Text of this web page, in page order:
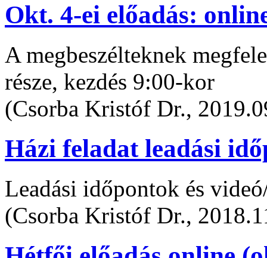
Okt. 4-ei előadás:
A megbeszélteknek
része, kezdés 9:00-kor
(Csorba Kristóf Dr.,
Házi feladat leadási
Leadási időpontok és
(Csorba Kristóf Dr.,